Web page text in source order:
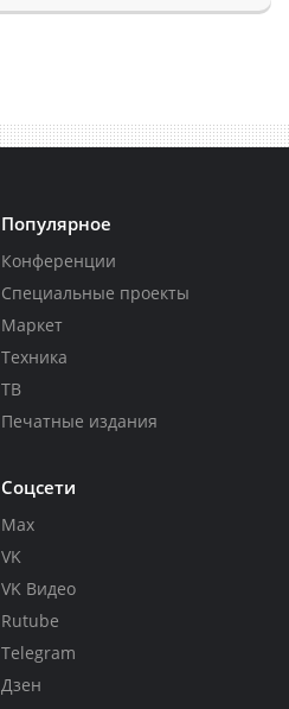
Популярное
Конференции
Специальные проекты
Маркет
Техника
ТВ
Печатные издания
Соцсети
Max
VK
VK Видео
Rutube
Telegram
Дзен